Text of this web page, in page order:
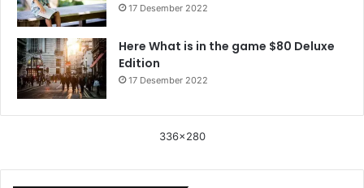
17 Desember 2022
Here What is in the game $80 Deluxe
Edition
17 Desember 2022
336x280